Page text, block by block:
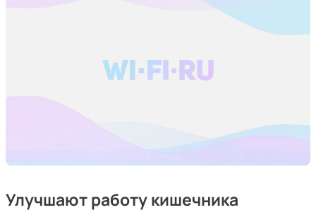
Улучшают работу кишечника